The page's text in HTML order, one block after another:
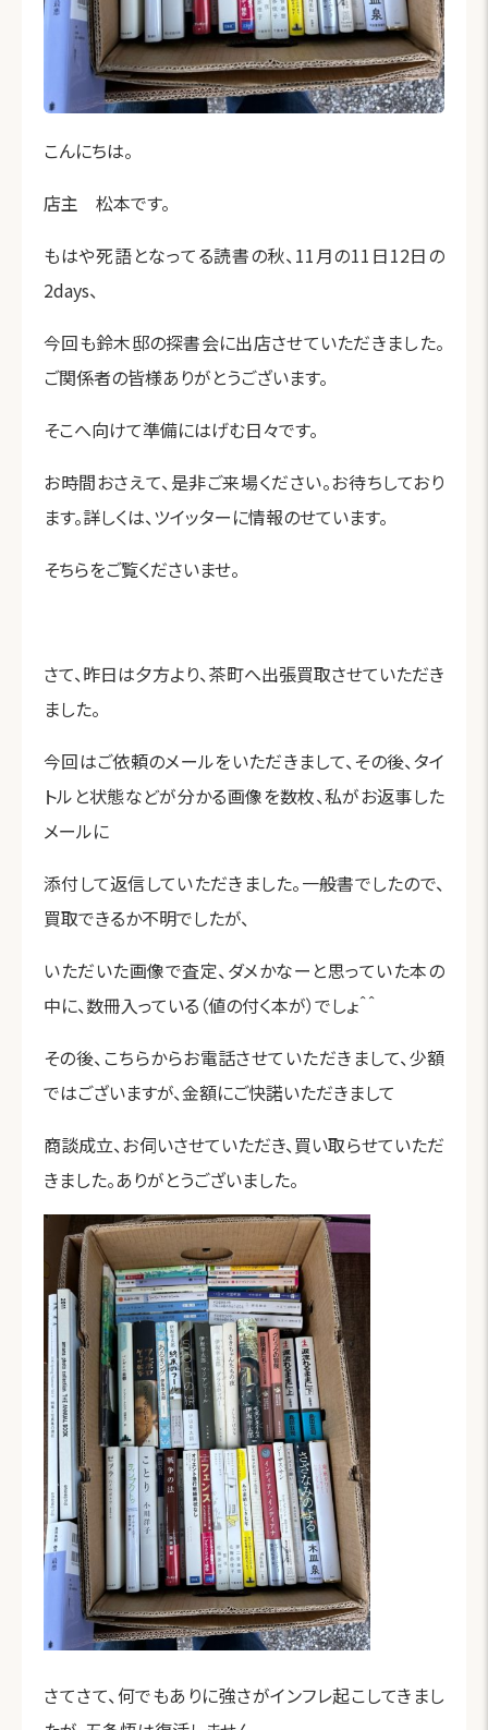
こんにちは。
店主 松本です。
もはや死語となってる読書の秋、11月の11日12日の
2days、
今回も鈴木邸の探書会に出店させていただきました。
ご関係者の皆様ありがとうございます。
そこへ向けて準備にはげむ日々です。
お時間おさえて、是非ご来場ください。お待ちしており
ます。詳しくは、ツイッターに情報のせています。
そちらをご覧くださいませ。
さて、昨日は夕方より、茶町へ出張買取させていただき
ました。
今回はご依頼のメールをいただきまして、その後、タイ
トルと状態などが分かる画像を数枚、私がお返事した
メールに
添付して返信していただきました。一般書でしたので、
買取できるか不明でしたが、
いただいた画像で査定、ダメかなーと思っていた本の
中に、数冊入っている（値の付く本が）でしょ＾＾
その後、こちらからお電話させていただきまして、少額
ではございますが、金額にご快諾いただきまして
商談成立、お伺いさせていただき、買い取らせていただ
きました。ありがとうございました。
さてさて、何でもありに強さがインフレ起こしてきまし